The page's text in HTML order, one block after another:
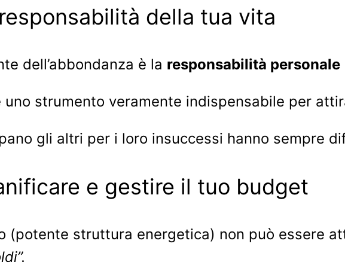
della tua vita
dell’abbondanza è la responsabilità personale
uno strumento veramente indispensabile per
gli altri per i loro insuccessi hanno sempre
e gestire il tuo budget
(potente struttura energetica) non può essere